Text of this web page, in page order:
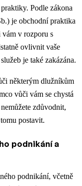
Podle zákona
je obchodní praktika
v rozporu s
ovlivnit vaše
je také zakázána.
některým dlužníkům
vůči vám se chystá
zdůvodnit,
postavit.
podnikání a
podnikání, včetně